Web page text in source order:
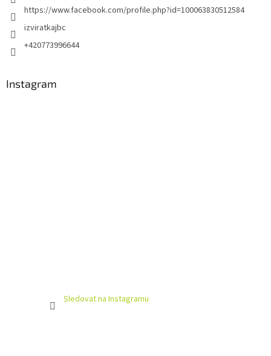
https://www.facebook.com/profile.php?id=100063830512584
izviratkajbc
+420773996644
Instagram
Sledovat na Instagramu